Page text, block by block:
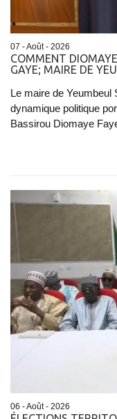
07 - Août - 2026
COMMENT
GAYE; MAIRE DE
Le maire de Yeumbeul
dynamique politique
Bassirou Diomaye
06 - Août - 2026